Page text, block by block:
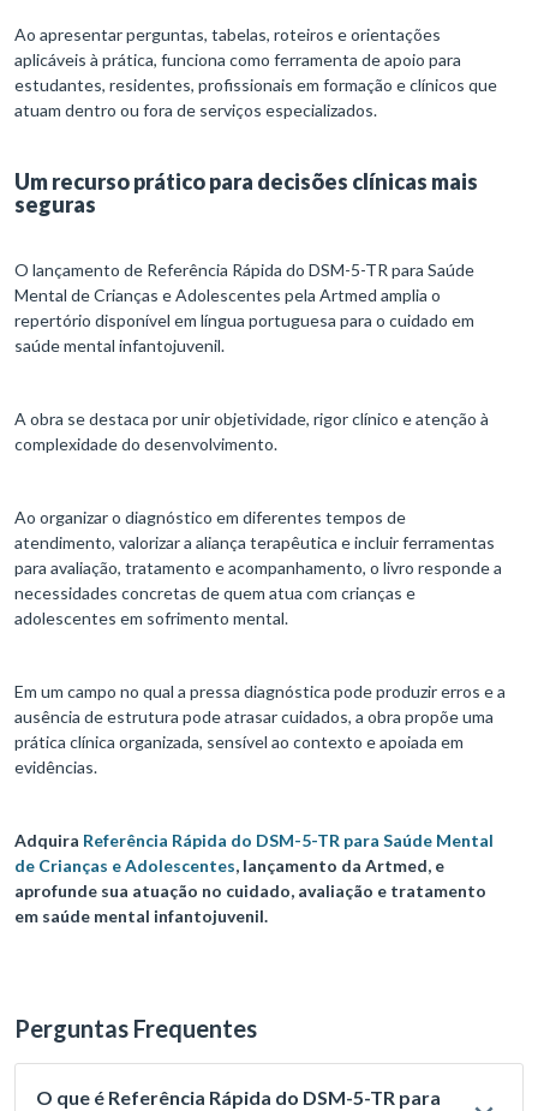
Ao apresentar perguntas, tabelas, roteiros e orientações
aplicáveis à prática, funciona como ferramenta de apoio para
estudantes, residentes, profissionais em formação e clínicos que
atuam dentro ou fora de serviços especializados.
Um recurso prático para decisões clínicas mais
seguras
O lançamento de Referência Rápida do DSM-5-TR para Saúde
Mental de Crianças e Adolescentes pela Artmed amplia o
repertório disponível em língua portuguesa para o cuidado em
saúde mental infantojuvenil.
A obra se destaca por unir objetividade, rigor clínico e atenção à
complexidade do desenvolvimento.
Ao organizar o diagnóstico em diferentes tempos de
atendimento, valorizar a aliança terapêutica e incluir ferramentas
para avaliação, tratamento e acompanhamento, o livro responde a
necessidades concretas de quem atua com crianças e
adolescentes em sofrimento mental.
Em um campo no qual a pressa diagnóstica pode produzir erros e a
ausência de estrutura pode atrasar cuidados, a obra propõe uma
prática clínica organizada, sensível ao contexto e apoiada em
evidências.
Adquira Referência Rápida do DSM-5-TR para Saúde Mental
de Crianças e Adolescentes, lançamento da Artmed, e
aprofunde sua atuação no cuidado, avaliação e tratamento
em saúde mental infantojuvenil.
Perguntas Frequentes
O que é Referência Rápida do DSM-5-TR para